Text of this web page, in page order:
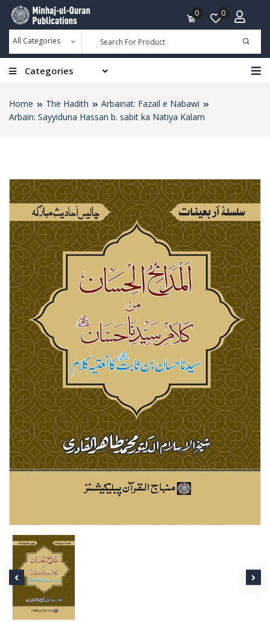
All Categories
0 0
Categories
Home The Hadith
Arbainat: Fazail e Nabawi
Arbain: Sayyiduna Hassan b. sabit ka Natiya Kalam